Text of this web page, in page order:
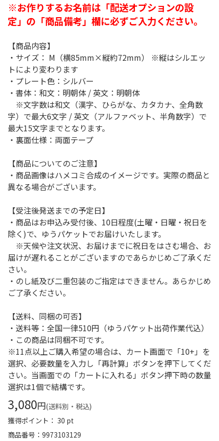
※お作りするお名前は「配送オプションの設
定」の「商品備考」欄に必ずご入力ください。
【商品内容】
・サイズ： M（横85mm×縦約72mm） ※縦はシルエッ
トにより変わります
・プレート色：シルバー
・書体：和文：明朝体 / 英文：明朝体
※文字数は和文（漢字、ひらがな、カタカナ、全角数
字）で最大6文字 / 英文（アルファベット、半角数字）で
最大15文字までとなります。
・裏面仕様：両面テープ
【商品についてのご注意】
・商品画像はハメコミ合成のイメージです。実際の商品と
異なる場合がございます。
【受注後発送までの予定日】
・商品はお申込み受付後、10日程度(土曜・日曜・祝日を
除く)で、ゆうパケットでお届けいたします。
※天候や注文状況、お届けまでに祝日をはさむ場合、お
届けが遅れることがございますのであらかじめご了承くだ
さい。
・のし紙及び二重包装のご指定はできません。あらかじめ
ご了承ください。
【送料、同梱の可否】
・送料等：全国一律510円（ゆうパケット出荷作業代込）
・この商品は同梱不可です。
※11点以上ご購入希望の場合は、カート画面で「10+」を
選択、必要数量を入力し「再計算」ボタンを押下してくだ
さい。当画面での「カートに入れる」ボタン押下時の数量
選択は1個で結構です。
3,080円(送料別・税込)
獲得ポイント： 30 pt
商品番号
9973103129